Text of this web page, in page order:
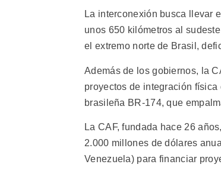
La interconexión busca llevar
unos 650 kilómetros al
el extremo norte de Brasil,
Además de los gobiernos, la
proyectos de integración
brasileña BR-174, que
La CAF, fundada hace 26
2.000 millones de dólares
Venezuela) para financiar